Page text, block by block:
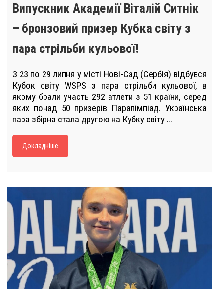
Випускник Академії Віталій Ситнік
– бронзовий призер Кубка світу з
пара стрільби кульової!
З 23 по 29 липня у місті Нові-Сад (Сербія) відбувся
Кубок світу WSPS з пара стрільби кульової, в
якому брали участь 292 атлети з 51 країни, серед
яких понад 50 призерів Паралімпіад. Українська
пара збірна стала другою на Кубку світу …
Докладніше